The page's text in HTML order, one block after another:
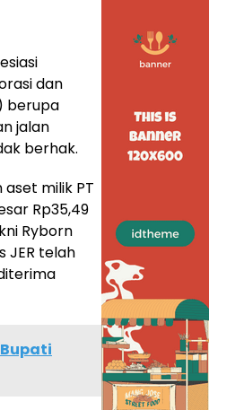
dan
berupa
jalan
berhak.
milik PT
Rp35,49
Ryborn
JER telah